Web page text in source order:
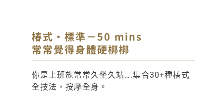
椿式・標準－50 mins
常常覺得身體硬梆梆
你是上班族常常久坐久站….集合30+種椿式
全技法，按摩全身。